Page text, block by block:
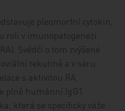
pleomorfní cytokin,
roli v imunopatogenezi
Svědčí o tom zvýšené
tekutině a v séru
s aktivitou RA.
plně humánní IgG1
která se specificky váže